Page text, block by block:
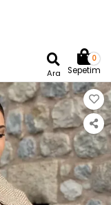
Ara
0
Sepetim